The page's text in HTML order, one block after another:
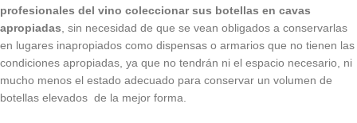
profesionales del vino coleccionar sus botellas en cavas
apropiadas , sin necesidad de que se vean obligados a conservarlas
en lugares inapropiados como dispensas o armarios que no tienen las
condiciones apropiadas, ya que no tendrán ni el espacio necesario, ni
mucho menos el estado adecuado para conservar un volumen de
botellas elevados de la mejor forma.